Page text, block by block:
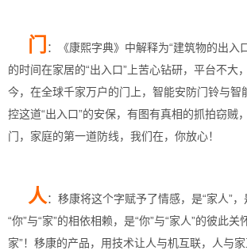
门 ：
《康熙字典》中解释为“建筑物的出入
的时间在家居的“出入口”上苦心钻研，平台不大
今，在全球千家万户的门上，智能安防门铃与智
控这道“出入口”的安保，有图有真相的抓拍窃贼
门，家庭的第一道防线，我们在，你放心！
人：移康将这个字赋予了情感，是“家人”
“你”与“家”的相依相赖，是“你”与“家人”的彼此关
家”！移康的产品，用技术让人与机互联，人与家